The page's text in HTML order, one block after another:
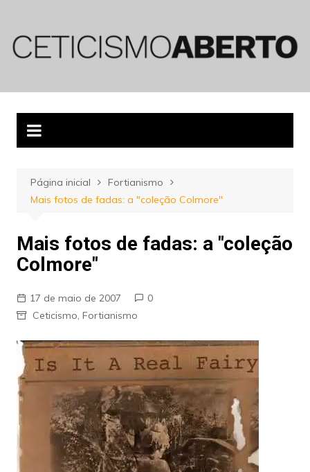
conteúdo
Página inicial
Fortianismo
Mais fotos de fadas: a "coleção Colmore"
Mais fotos de fadas: a "coleção
Colmore"
17 de maio de 2007
0
Ceticismo Fortianismo